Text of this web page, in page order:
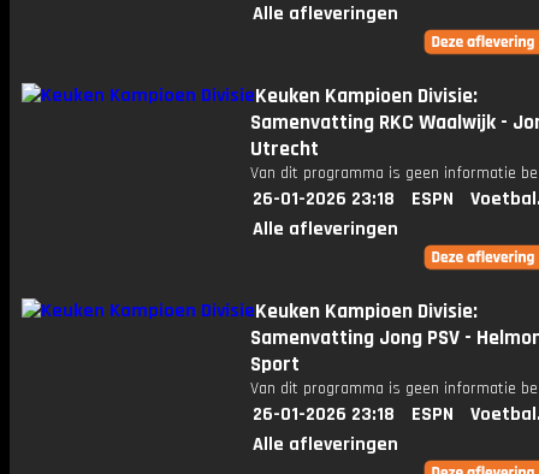
Alle afleveringen
Keuken Kampioen Divisie:
Samenvatting RKC Waalwijk -
Utrecht
Van dit programma is geen informatie
26-01-2026 23:18 ESPN
Alle afleveringen
Keuken Kampioen Divisie:
Samenvatting Jong PSV -
Sport
Van dit programma is geen informatie
26-01-2026 23:18 ESPN
Alle afleveringen